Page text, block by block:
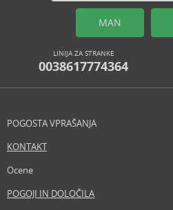
MAN
LINIJA ZA STRANKE
0038617774364
POGOSTA VPRAŠANJA
KONTAKT
Ocene
POGOJI IN DOLOČILA